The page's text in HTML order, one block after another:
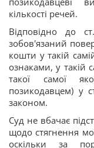
кількості речей.
Відповідно до
зобов'язаний
кошти у такій
ознаками, у такій
такої самої
позикодавцем) у
законом.
Суд не вбачає
щодо стягнення
оскільки за